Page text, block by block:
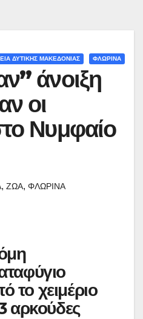
ΔΥΤΙΚΗΣ ΜΑΚΕΔΟΝΙΑΣ ΦΛΩΡΙΝΑ
άνοιξη
οι
Νυμφαίο
, ΖΩΑ, ΦΛΩΡΙΝΑ
το χειμέριο
αρκούδες